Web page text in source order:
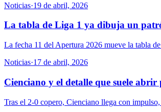
Noticias·19 de abril, 2026
La tabla de Liga 1 ya dibuja un
La fecha 11 del Apertura 2026 mueve la tabla
Noticias·17 de abril, 2026
Cienciano y el detalle que suele
Tras el 2-0 copero, Cienciano llega con